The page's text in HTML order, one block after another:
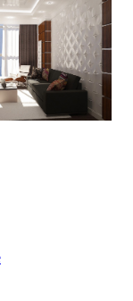
in stroganoff